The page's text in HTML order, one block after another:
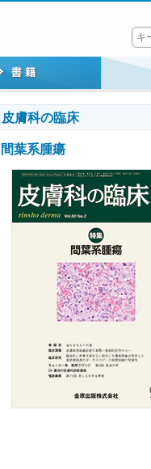
皮膚科の臨床
間葉系腫瘍